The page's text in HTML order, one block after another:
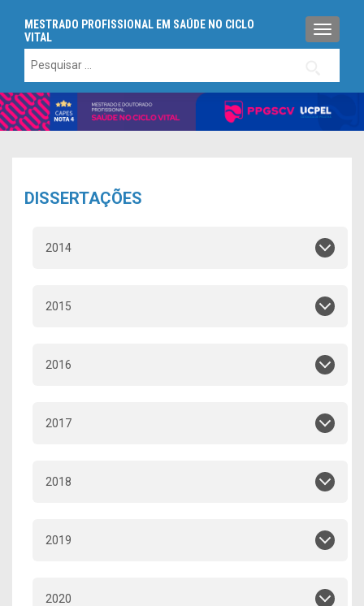
MESTRADO PROFISSIONAL EM SAÚDE NO CICLO
VITAL
por:
DISSERTAÇÕES
2014
2015
2016
2017
2018
2019
2020